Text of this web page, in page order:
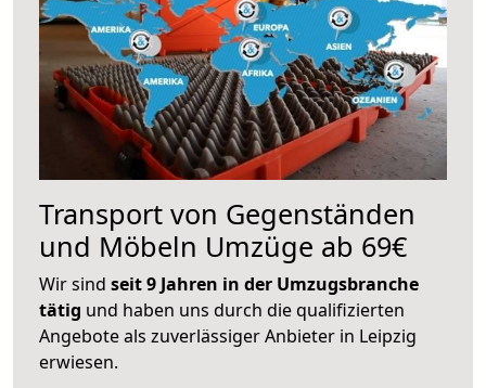
Transport von Gegenständen
und Möbeln Umzüge ab 69€
Wir sind seit 9 Jahren in der Umzugsbranche
tätig und haben uns durch die qualifizierten
Angebote als zuverlässiger Anbieter in Leipzig
erwiesen.